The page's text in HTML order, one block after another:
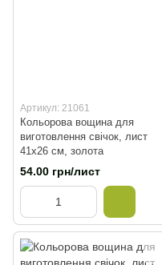
Артикул: 21061
Кольорова вощина для
виготовлення свічок, лист
41х26 см, золота
54.00 грн/лист